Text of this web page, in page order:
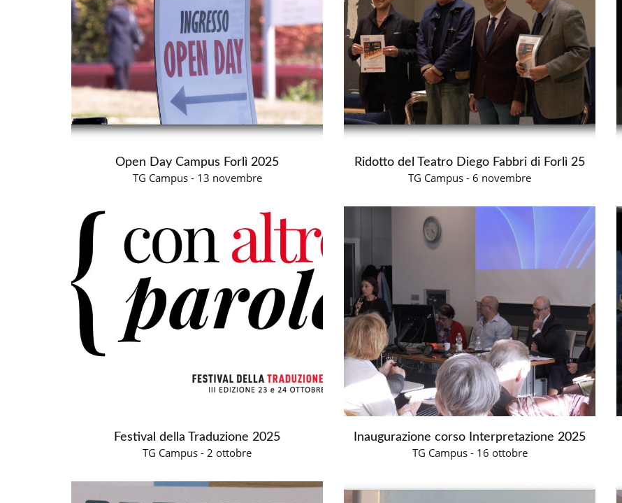
Open Day Campus Forlì 2025
TG Campus - 13 novembre
Ridotto del Teatro Diego Fabbri di Forlì 25
TG Campus - 6 novembre
Festival della Traduzione 2025
TG Campus - 2 ottobre
Inaugurazione corso Interpretazione 2025
TG Campus - 16 ottobre